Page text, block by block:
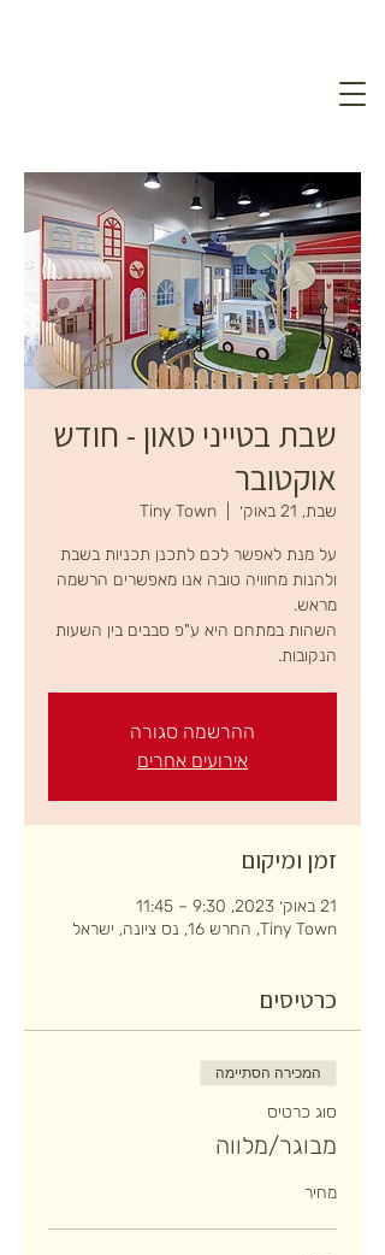
שבת בטייני טאון - חודש
אוקטובר
שבת, 21 באוק׳ Tiny Town
על מנת לאפשר לכם לתכנן תכניות בשבת
ולהנות מחוויה טובה אנו מאפשרים הרשמה
השהות במתחם היא ע"פ סבבים בין השעות
הנקובות.
ההרשמה סגורה
אירועים אחרים
זמן ומיקום
21 באוק׳ 2023, 9:30 – 11:45
Tiny Town, החרש 16, נס ציונה, ישראל
כרטיסים
המכירה הסתיימה
סוג כרטיס
מבוגר/מלווה
מחיר